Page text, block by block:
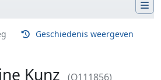
Geschiedenis weergeven
Kunz (Q111856)